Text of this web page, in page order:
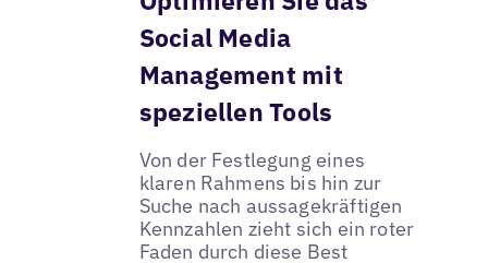
Social Media
Management mit
speziellen Tools
Von der Festlegung eines
klaren Rahmens bis hin zur
Suche nach aussagekräftigen
Kennzahlen zieht sich ein roter
Faden durch diese Best